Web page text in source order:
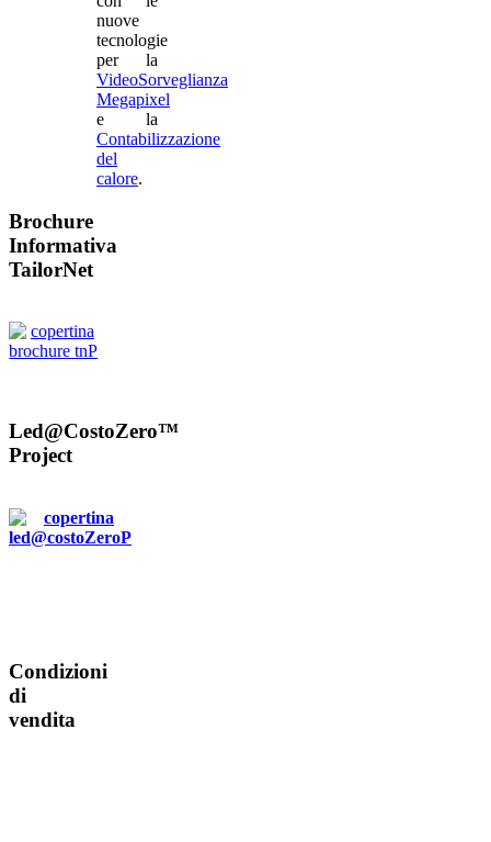
nuove
tecnologie
per la
VideoSorveglianza
Megapixel
e la
Contabilizzazione
del
calore.
Brochure
Informativa
TailorNet
Led@CostoZero™
Project
Condizioni
di
vendita